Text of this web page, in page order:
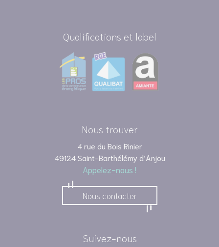
Qualifications et label
Nous trouver
4 rue du Bois Rinier
49124 Saint-Barthélémy d’Anjou
Appelez-nous !
Nous contacter
Suivez-nous